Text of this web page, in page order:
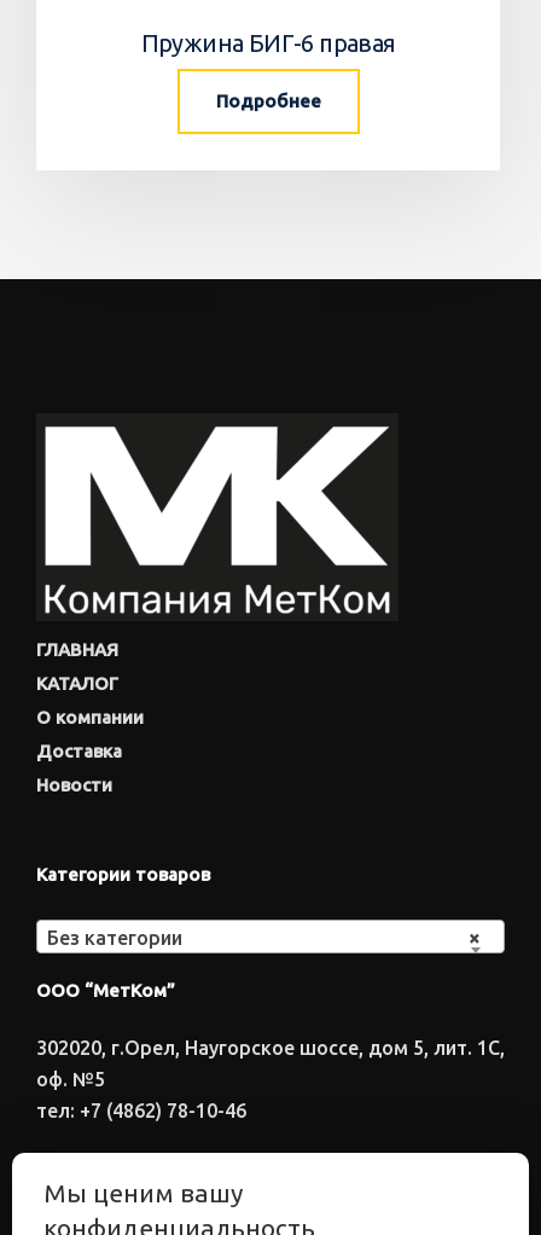
Пружина БИГ-6 правая
Подробнее
ГЛАВНАЯ
КАТАЛОГ
О компании
Доставка
Новости
Категории товаров
×
Без категории
ООО “МетКом”
302020, г.Орел, Наугорское шоссе, дом 5, лит. 1С,
оф. №5
тел: +7 (4862) 78-10-46
Электронный адрес
Мы ценим вашу
конфиденциальность